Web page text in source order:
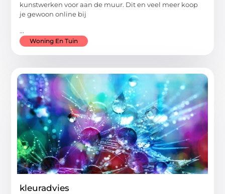
kunstwerken voor aan de muur. Dit en veel meer koop
je gewoon online bij
...
Woning En Tuin
kleuradvies